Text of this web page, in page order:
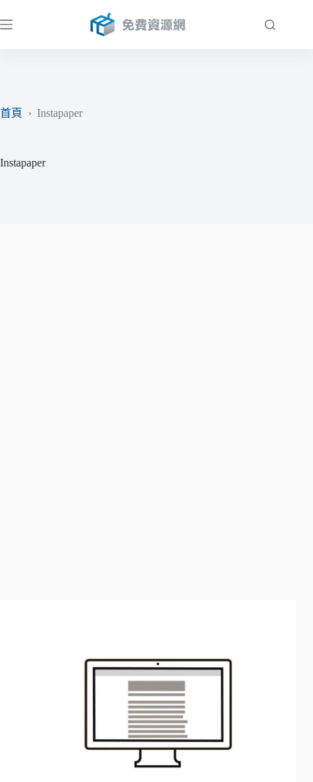
至
首頁
› Instapaper
Instapaper